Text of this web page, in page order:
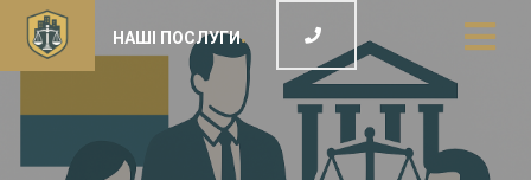
НАШІ ПОСЛУГИ